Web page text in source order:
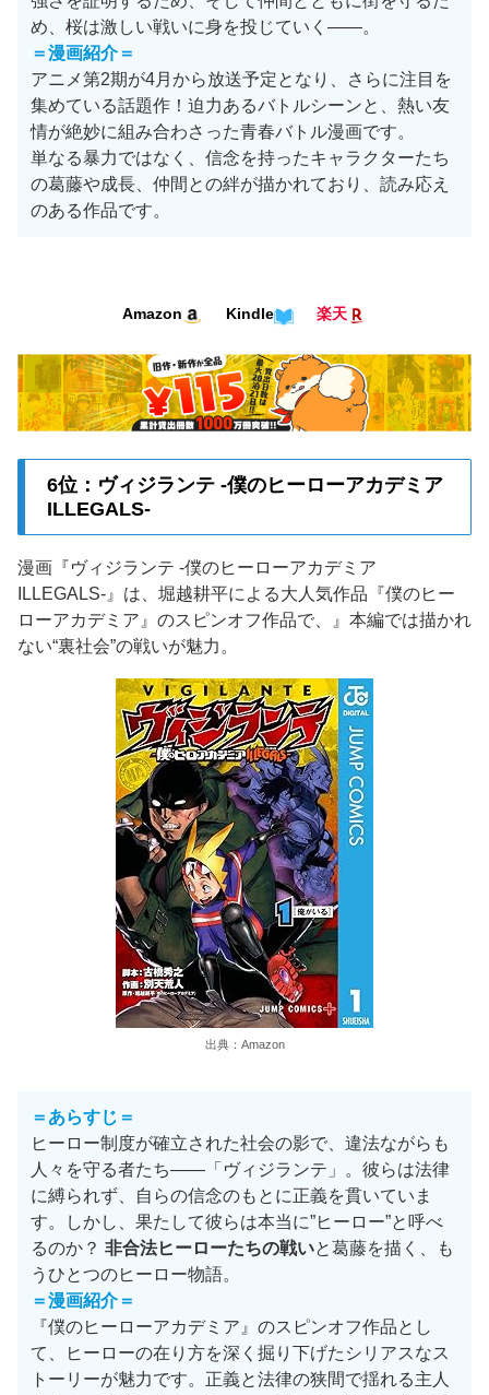
め、桜は激しい戦いに身を投じていく——。
＝漫画紹介＝
アニメ第2期が4月から放送予定となり、さらに注目を
集めている話題作！迫力あるバトルシーンと、熱い友
情が絶妙に組み合わさった青春バトル漫画です。
単なる暴力ではなく、信念を持ったキャラクターたち
の葛藤や成長、仲間との絆が描かれており、読み応え
のある作品です。
Amazon Kindle 楽天
6位：ヴィジランテ -僕のヒーローアカデミア
ILLEGALS-
漫画『ヴィジランテ -僕のヒーローアカデミア
ILLEGALS-』は、堀越耕平による大人気作品『僕のヒー
ローアカデミア』のスピンオフ作品で、』本編では描かれ
ない“裏社会”の戦いが魅力。
出典：Amazon
＝あらすじ＝
ヒーロー制度が確立された社会の影で、違法ながらも
人々を守る者たち——「ヴィジランテ」。彼らは法律
に縛られず、自らの信念のもとに正義を貫いていま
す。しかし、果たして彼らは本当に”ヒーロー”と呼べ
るのか？ 非合法ヒーローたちの戦いと葛藤を描く、も
うひとつのヒーロー物語。
＝漫画紹介＝
『僕のヒーローアカデミア』のスピンオフ作品とし
て、ヒーローの在り方を深く掘り下げたシリアスなス
トーリーが魅力です。正義と法律の狭間で揺れる主人